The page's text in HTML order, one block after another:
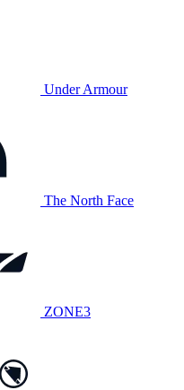
Under Armour
The North Face
ZONE3